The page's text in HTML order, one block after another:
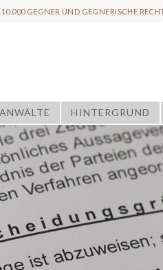
10.000 GEGNER UND GEGNERISCHE
ANWÄLTE HINTERGRUND